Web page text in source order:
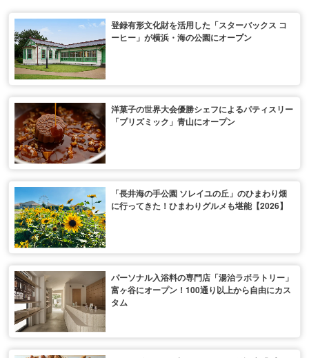
登録有形文化財を活用した「スターバックス コ
ーヒー」が横浜・海の公園にオープン
洋菓子の世界大会優勝シェフによるパティスリー
「プリズミック」青山にオープン
「長井海の手公園 ソレイユの丘」のひまわり畑
に行ってきた！ひまわりグルメも堪能【2026】
パーソナル入浴料の専門店「湯治ラボラトリー」
富ヶ谷にオープン！100通り以上から自由にカス
タム